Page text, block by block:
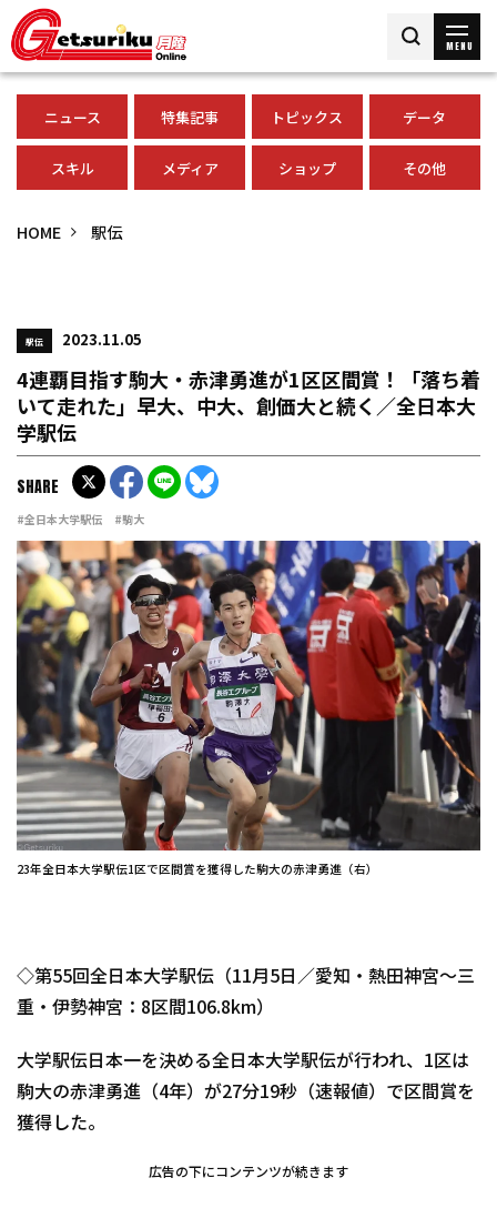
MENU
ニュース 特集記事 トピックス データ
スキル メディア ショップ その他
HOME 駅伝
駅伝 2023.11.05
4連覇目指す駒大・赤津勇進が1区区間賞！「落ち着
いて走れた」早大、中大、創価大と続く／全日本大
学駅伝
#全日本大学駅伝 #駒大
SHARE
23年全日本大学駅伝1区で区間賞を獲得した駒大の赤津勇進（右）
◇第55回全日本大学駅伝（11月5日／愛知・熱田神宮～三
重・伊勢神宮：8区間106.8km）
大学駅伝日本一を決める全日本大学駅伝が行われ、1区は
駒大の赤津勇進（4年）が27分19秒（速報値）で区間賞を
獲得した。
広告の下にコンテンツが続きます